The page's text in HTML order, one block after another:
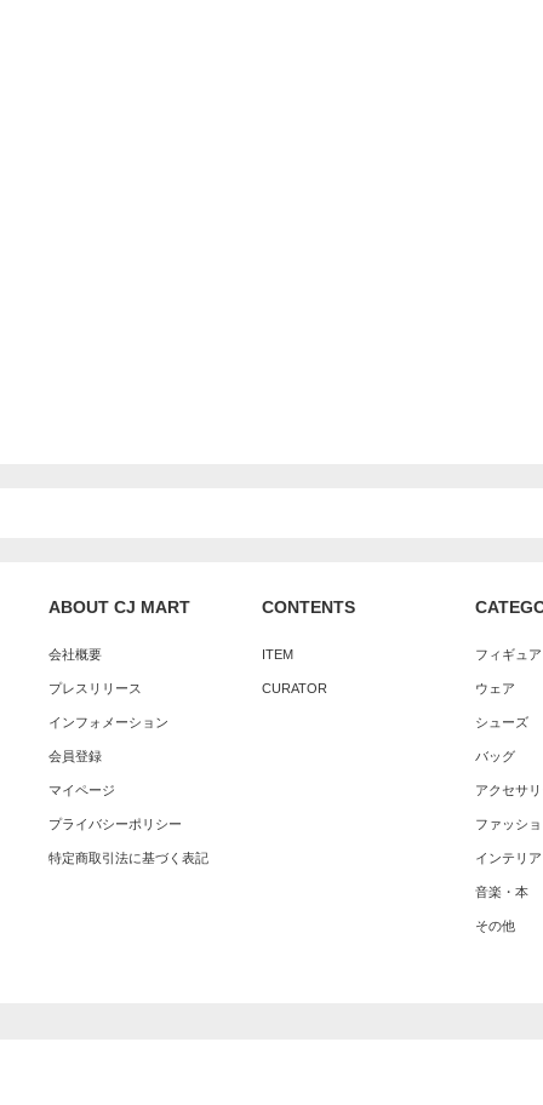
ABOUT CJ MART
会社概要
プレスリリース
インフォメーション
会員登録
マイページ
プライバシーポリシー
特定商取引法に基づく表記
CONTENTS
ITEM
CURATOR
フィギュ
ウェア
シューズ
バッグ
アクセサ
ファッシ
インテリア
音楽・本
その他